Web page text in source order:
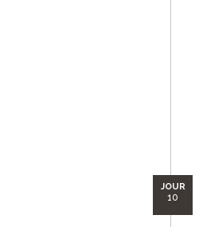
JOUR
10